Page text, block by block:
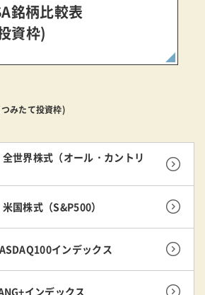
銘柄比較表
資枠)
みたて投資枠)
世界株式（オール・カントリ
国株式（S&P500）
インデックス
インデックス